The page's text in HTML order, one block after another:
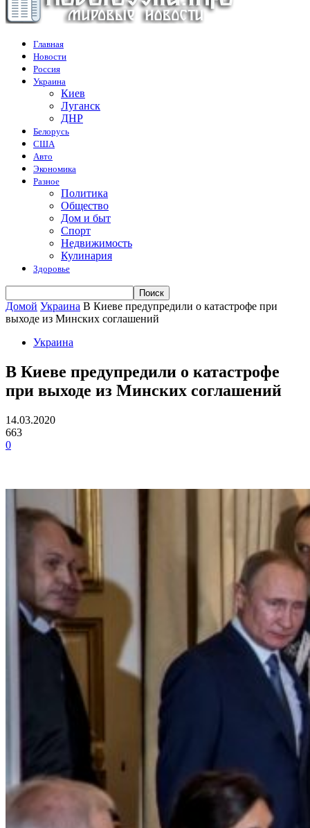
Главная
Новости
Россия
Украина
Киев
Луганск
ДНР
Белорусь
США
Авто
Экономика
Разное
Политика
Общество
Дом и быт
Спорт
Недвижимость
Кулинария
Здоровье
Домой Украина В Киеве предупредили о катастрофе при
выходе из Минских соглашений
Украина
В Киеве предупредили о катастрофе
при выходе из Минских соглашений
14.03.2020
663
0